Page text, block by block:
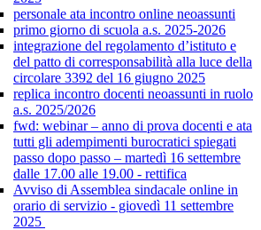
personale ata incontro online neoassunti
primo giorno di scuola a.s. 2025-2026
integrazione del regolamento d’istituto e
del patto di corresponsabilità alla luce della
circolare 3392 del 16 giugno 2025
replica incontro docenti neoassunti in ruolo
a.s. 2025/2026
fwd: webinar – anno di prova docenti e ata
tutti gli adempimenti burocratici spiegati
passo dopo passo – martedì 16 settembre
dalle 17.00 alle 19.00 - rettifica
Avviso di Assemblea sindacale online in
orario di servizio - giovedì 11 settembre
2025